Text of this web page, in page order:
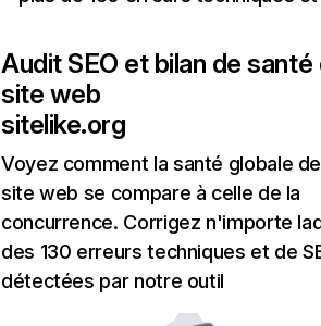
Audit SEO et bilan de santé
site web
sitelike.org
Voyez comment la santé globale
site web se compare à celle de la
concurrence. Corrigez n'importe
des 130 erreurs techniques et de
détectées par notre outil